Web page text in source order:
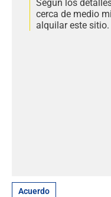
Según los
cerca de medio
alquilar este sitio.
Acuerdo